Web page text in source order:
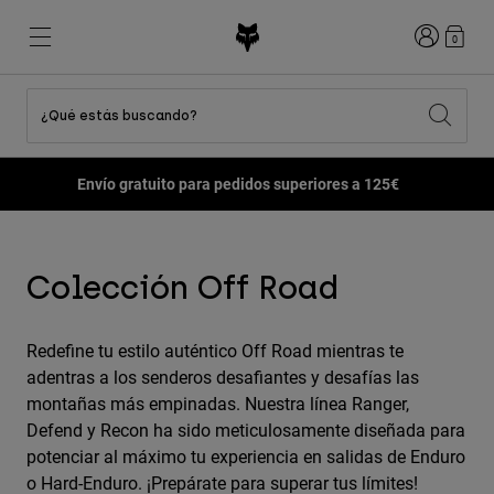
Novedades
Conjuntos
Colección Niño
Cascos
Zapatillas
Novedades
Colección Niño
Cascos
Botas
Camisetas
Novedades
Keylooks
Explorar Lifestyle
Hombre
Camisetas
Sudaderas
Chaquetas
Cascos
Camisetas
Chaquetas
Pantalones
Pantalones Cortos
Guantes
Iniciar0
¿Qué estás buscando?
Envío gratuito para pedidos superiores a 125€
Colección Off Road
Redefine tu estilo auténtico Off Road mientras te
adentras a los senderos desafiantes y desafías las
montañas más empinadas. Nuestra línea Ranger,
Defend y Recon ha sido meticulosamente diseñada para
potenciar al máximo tu experiencia en salidas de Enduro
o Hard-Enduro. ¡Prepárate para superar tus límites!